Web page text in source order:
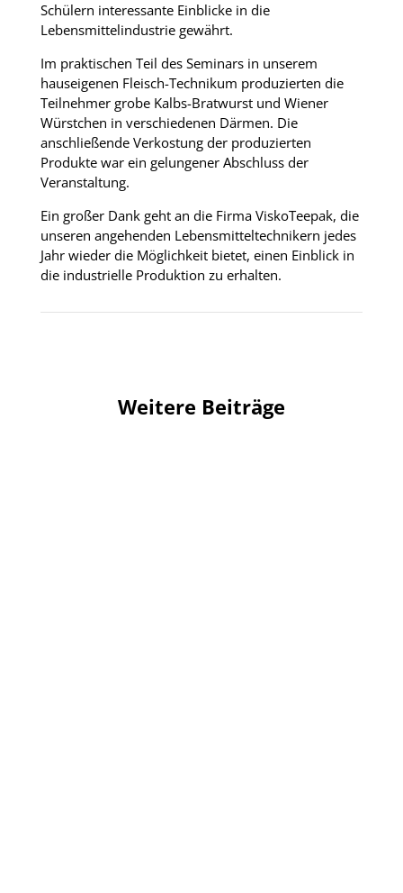
Schülern interessante Einblicke in die
Lebensmittelindustrie gewährt.
Im praktischen Teil des Seminars in unserem
hauseigenen Fleisch-Technikum produzierten die
Teilnehmer grobe Kalbs-Bratwurst und Wiener
Würstchen in verschiedenen Därmen. Die
anschließende Verkostung der produzierten
Produkte war ein gelungener Abschluss der
Veranstaltung.
Ein großer Dank geht an die Firma ViskoTeepak, die
unseren angehenden Lebensmitteltechnikern jedes
Jahr wieder die Möglichkeit bietet, einen Einblick in
die industrielle Produktion zu erhalten.
Weitere Beiträge